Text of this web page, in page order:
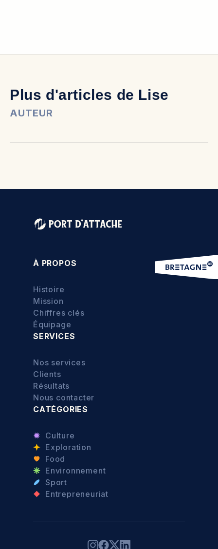
Plus d'articles de Lise
AUTEUR
À PROPOS
Histoire
Mission
Chiffres clés
Équipage
SERVICES
Nos services
Clients
Résultats
Nous contacter
CATÉGORIES
Culture
Exploration
Food
Environnement
Sport
Entrepreneuriat